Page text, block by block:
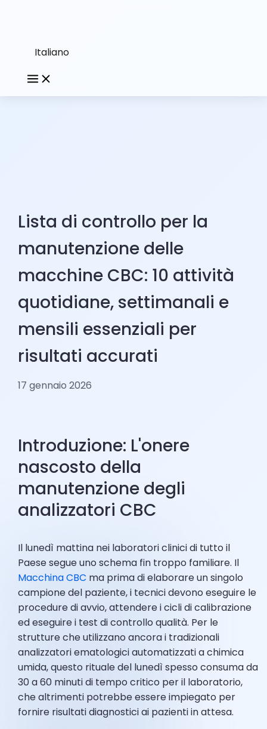
Italiano
Lista di controllo per la
manutenzione delle
macchine CBC: 10 attività
quotidiane, settimanali e
mensili essenziali per
risultati accurati
17 gennaio 2026
Introduzione: L'onere
nascosto della
manutenzione degli
analizzatori CBC
Il lunedì mattina nei laboratori clinici di tutto il
Paese segue uno schema fin troppo familiare. Il
Macchina CBC ma prima di elaborare un singolo
campione del paziente, i tecnici devono eseguire le
procedure di avvio, attendere i cicli di calibrazione
ed eseguire i test di controllo qualità. Per le
strutture che utilizzano ancora i tradizionali
analizzatori ematologici automatizzati a chimica
umida, questo rituale del lunedì spesso consuma da
30 a 60 minuti di tempo critico per il laboratorio,
che altrimenti potrebbe essere impiegato per
fornire risultati diagnostici ai pazienti in attesa.